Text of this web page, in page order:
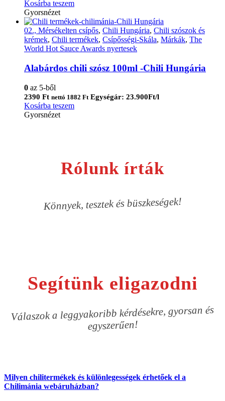
Kosárba teszem
Gyorsnézet
02., Mérsékelten csípős, Chili Hungária, Chili szószok és
krémek, Chili termékek, Csípősségi-Skála, Márkák, The
World Hot Sauce Awards nyertesek
Alabárdos chili szósz 100ml -Chili Hungária
0 az 5-ből
2390 Ft nettó 1882 Ft Egységár: 23.900Ft/l
Kosárba teszem
Gyorsnézet
Rólunk írták
Könnyek, tesztek és büszkeségek!
Segítünk eligazodni
Válaszok a leggyakoribb kérdésekre, gyorsan és
egyszerűen!
Milyen chilitermékek és különlegességek érhetőek el a
Chilimánia webáruházban?